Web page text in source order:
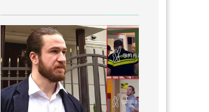
მეოთხე საჩივარი დაარეგისტრირა